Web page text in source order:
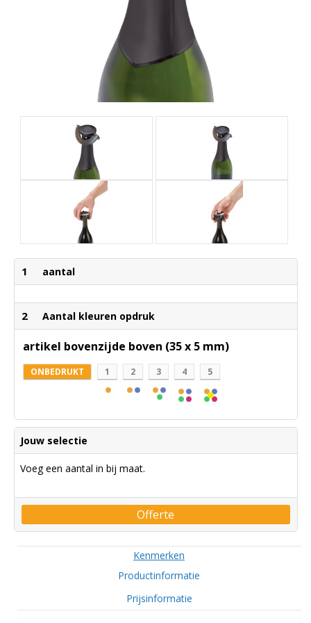
1 aantal
2 Aantal kleuren opdruk
artikel bovenzijde boven (35 x 5 mm)
ONBEDRUKT 1 2 3 4 5
Jouw selectie
Voeg een aantal in bij maat.
Offerte
Kenmerken
Productinformatie
Prijsinformatie